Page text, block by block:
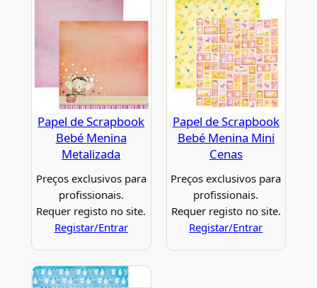
Papel de Scrapbook
Bebé Menina
Metalizada
Preços exclusivos para
profissionais.
Requer registo no site.
Registar/Entrar
Papel de Scrapbook
Bebé Menina Mini
Cenas
Preços exclusivos para
profissionais.
Requer registo no site.
Registar/Entrar